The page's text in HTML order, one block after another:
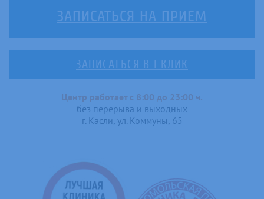
ЗАПИСАТЬСЯ НА ПРИЕМ
ЗАПИСАТЬСЯ В 1 КЛИК
Центр работает с 8:00 до 23:00 ч.
без перерыва и выходных
г. Касли, ул. Коммуны, 65